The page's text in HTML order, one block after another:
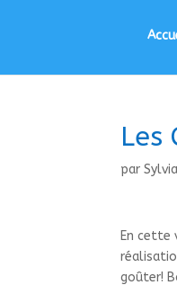
Les
par
En cette
goûter!